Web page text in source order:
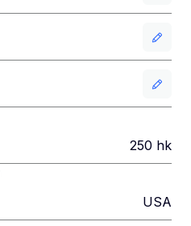
250 hk
USA